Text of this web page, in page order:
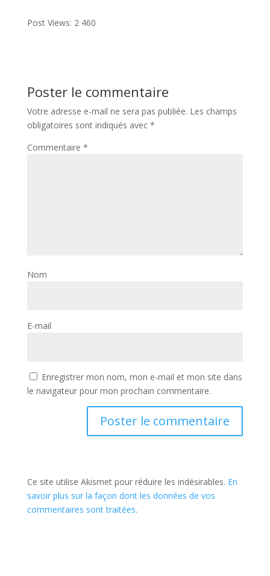
Post Views: 2 460
Poster le commentaire
Votre adresse e-mail ne sera pas publiée. Les champs
obligatoires sont indiqués avec *
Commentaire *
Nom
E-mail
Enregistrer mon nom, mon e-mail et mon site dans
le navigateur pour mon prochain commentaire.
Ce site utilise Akismet pour réduire les indésirables. En
savoir plus sur la façon dont les données de vos
commentaires sont traitées.